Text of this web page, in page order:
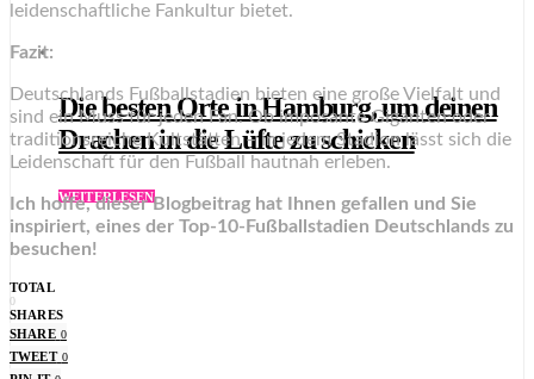
Die besten Orte in Hamburg, um deinen
Drachen in die Lüfte zu schicken
WEITERLESEN
leidenschaftliche Fankultur bietet.
Fazit:
Deutschlands Fußballstadien bieten eine große Vielfalt und
sind ein Muss für jeden Fan. Ob imposante Giganten oder
traditionsreiche Kultstätten – in jedem Stadion lässt sich die
Leidenschaft für den Fußball hautnah erleben.
Ich hoffe, dieser Blogbeitrag hat Ihnen gefallen und Sie
inspiriert, eines der Top-10-Fußballstadien Deutschlands zu
besuchen!
TOTAL
0
SHARES
SHARE 0
TWEET 0